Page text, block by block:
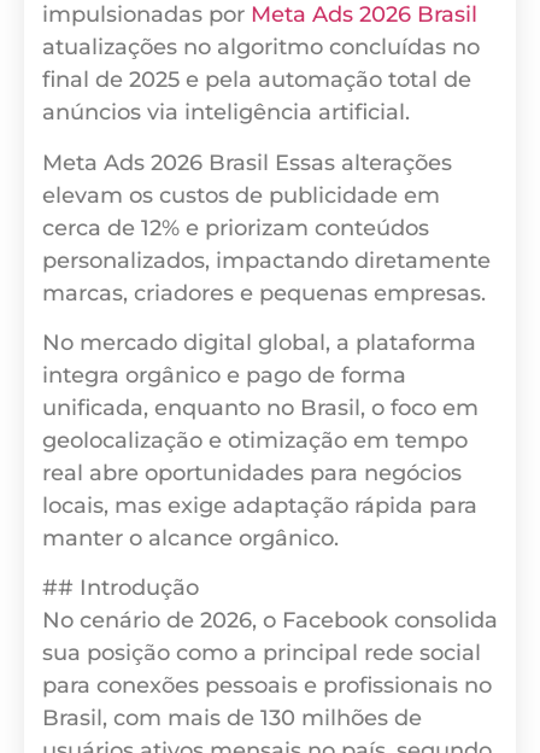
impulsionadas por Meta Ads 2026 Brasil
atualizações no algoritmo concluídas no
final de 2025 e pela automação total de
anúncios via inteligência artificial.
Meta Ads 2026 Brasil Essas alterações
elevam os custos de publicidade em
cerca de 12% e priorizam conteúdos
personalizados, impactando diretamente
marcas, criadores e pequenas empresas.
No mercado digital global, a plataforma
integra orgânico e pago de forma
unificada, enquanto no Brasil, o foco em
geolocalização e otimização em tempo
real abre oportunidades para negócios
locais, mas exige adaptação rápida para
manter o alcance orgânico.
## Introdução
No cenário de 2026, o Facebook consolida
sua posição como a principal rede social
para conexões pessoais e profissionais no
Brasil, com mais de 130 milhões de